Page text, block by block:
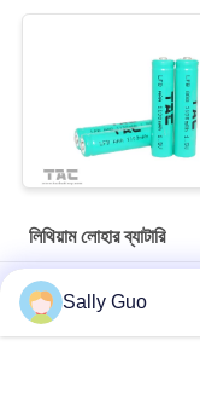
লিথিয়াম লোহার ব্যাটারি
LiFeS2 1.5V AA / L92
ব্যাটারিSally Guo